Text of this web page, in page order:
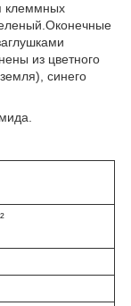
клеммных
из цветного
синего